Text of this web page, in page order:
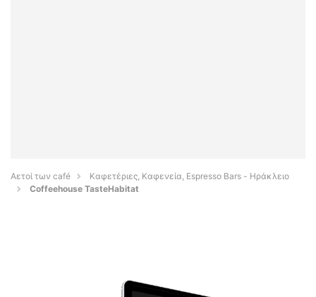
Αετοί των café
Καφετέριες, Καφενεία, Espresso Bars - Ηράκλειο
Coffeehouse TasteHabitat